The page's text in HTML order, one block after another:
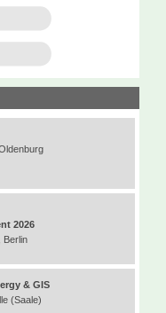
2026
Berlin
& GIS
(Saale)